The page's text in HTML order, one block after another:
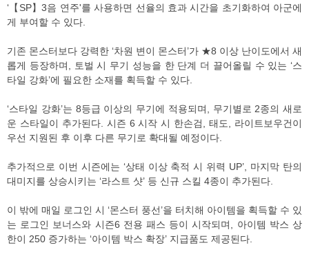
‘【SP】3음 연주'를 사용하면 선율의 효과 시간을 초기화하여 아군에
게 부여할 수 있다.
기존 몬스터보다 강력한 ‘차원 변이 몬스터’가 ★8 이상 난이도에서 새
롭게 등장하며, 토벌 시 무기 성능을 한 단계 더 끌어올릴 수 있는 ‘스
타일 강화’에 필요한 소재를 획득할 수 있다.
‘스타일 강화’는 8등급 이상의 무기에 적용되며, 무기별로 2종의 새로
운 스타일이 추가된다. 시즌 6 시작 시 한손검, 태도, 라이트보우건이
우선 지원된 후 이후 다른 무기로 확대될 예정이다.
추가적으로 이번 시즌에는 ‘상태 이상 축적 시 위력 UP’, 마지막 탄의
대미지를 상승시키는 ‘라스트 샷’ 등 신규 스킬 4종이 추가된다.
이 밖에 매일 로그인 시 ‘몬스터 풍선’을 터치해 아이템을 획득할 수 있
는 로그인 보너스와 시즌6 전용 패스 등이 시작되며, 아이템 박스 상
한이 250 증가하는 ‘아이템 박스 확장’ 지급품도 제공된다.